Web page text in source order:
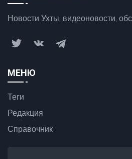
Новости Ухты, видеоновости,
МЕНЮ
Теги
Редакция
Справочник